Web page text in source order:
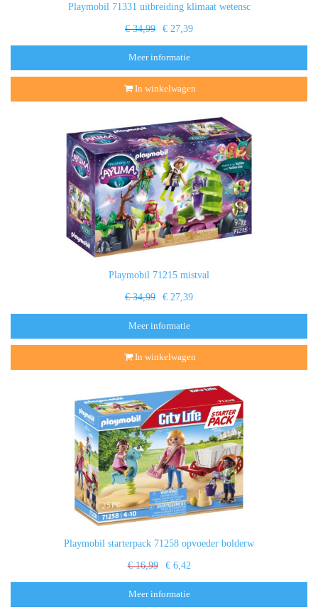
Playmobil 71331 uitbreiding klimaat wetensc
€ 34,99 € 27,39
Meer informatie
In winkelwagen
Playmobil 71215 mistval
€ 34,99 € 27,39
Meer informatie
In winkelwagen
Playmobil starterpack 71258 opvoeder bolderw
€ 16,99 € 6,42
Meer informatie